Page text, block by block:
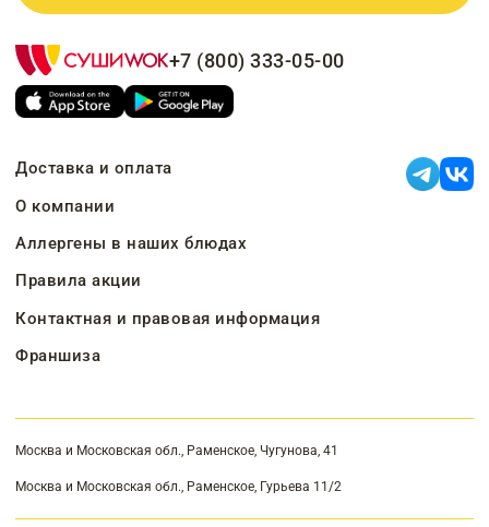
+7 (800) 333-05-00
Доставка и оплата
О компании
Аллергены в наших блюдах
Правила акции
Контактная и правовая информация
Франшиза
Москва и Московская обл., Раменское, Чугунова, 41
Москва и Московская обл., Раменское, Гурьева 11/2